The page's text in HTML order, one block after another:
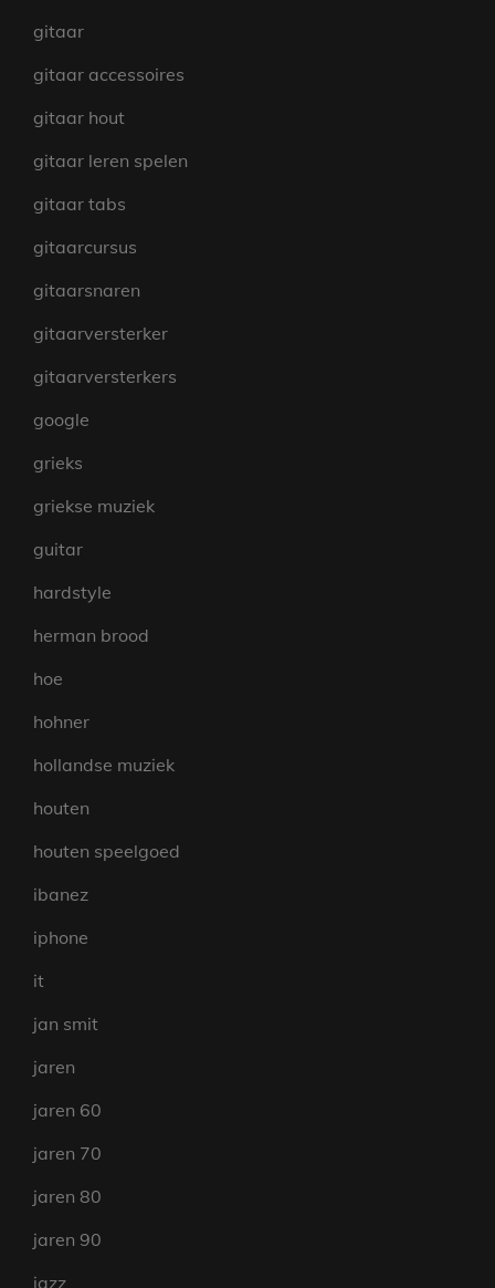
gitaar
gitaar accessoires
gitaar hout
gitaar leren spelen
gitaar tabs
gitaarcursus
gitaarsnaren
gitaarversterker
gitaarversterkers
google
grieks
griekse muziek
guitar
hardstyle
herman brood
hoe
hohner
hollandse muziek
houten
houten speelgoed
ibanez
iphone
it
jan smit
jaren
jaren 60
jaren 70
jaren 80
jaren 90
jazz